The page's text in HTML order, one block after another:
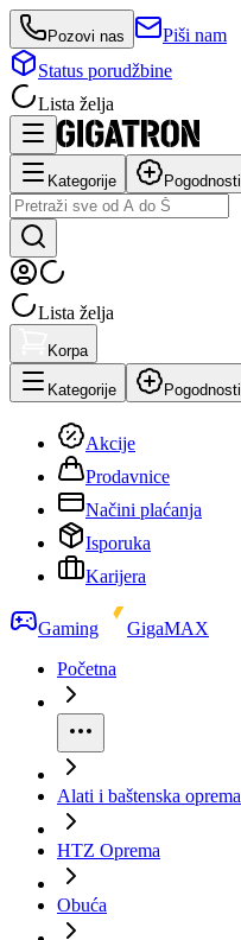
Pozovi nas
Piši nam
Status porudžbine
Lista želja
Kategorije Pogodnosti
Lista želja
Korpa
Kategorije Pogodnosti
Akcije
Prodavnice
Načini plaćanja
Isporuka
Karijera
Gaming
GigaMAX
Početna
Alati i baštenska oprema
HTZ Oprema
Obuća